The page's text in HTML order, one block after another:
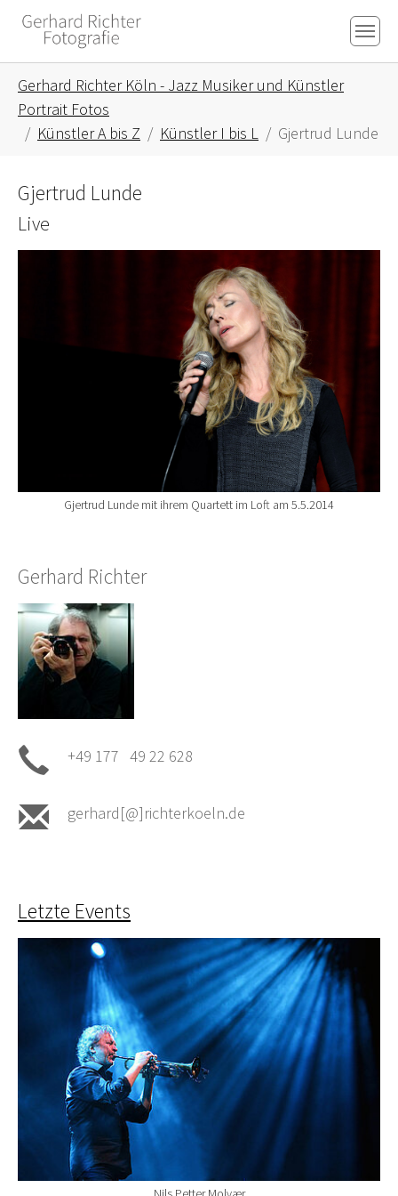
Skip to main content
Skip to page footer
Gerhard Richter Köln - Jazz Musiker und Künstler
Portrait Fotos
Künstler A bis Z
Künstler I bis L Gjertrud Lunde
Gjertrud Lunde
Live
Gjertrud Lunde mit ihrem Quartett im Loft am 5.5.2014
Gerhard Richter
+49 177 49 22 628
gerhard[@]richterkoeln.de
Letzte Events